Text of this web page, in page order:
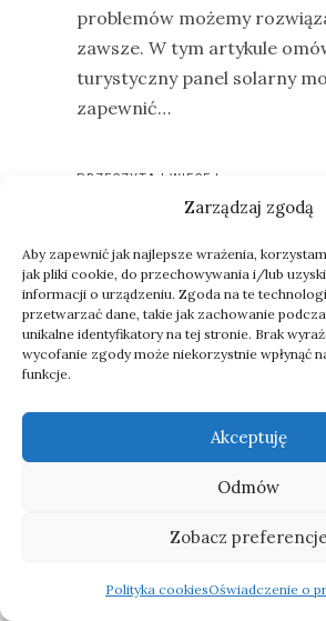
Zarządzaj zgodą
Aby zapewnić jak najlepsze wrażenia,
jak pliki cookie, do przechowywania i/lub
informacji o urządzeniu. Zgoda na te
przetwarzać dane, takie jak zachowanie
unikalne identyfikatory na tej stronie. Brak
wycofanie zgody może niekorzystnie wpłynąć
funkcje.
Akceptuję
Odmów
Zobacz preferencje
Polityka cookiesOświadczenie o
problemów możemy
zawsze. W tym artykule
turystyczny panel solarny
zapewnić…
PRZECZYTAJ WIĘCEJ
NAJNOWSZE ARTYKUŁY